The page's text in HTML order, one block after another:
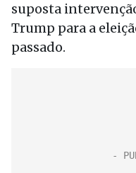
suposta
Trump para a
passado.